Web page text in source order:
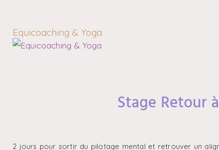
Equicoaching & Yoga
Stage Retour
2 jours pour sortir du pilotage mental et retrouver un